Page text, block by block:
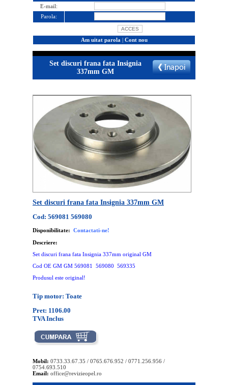
E-mail:
Parola:
Am uitat parola | Cont nou
Set discuri frana fata Insignia
337mm GM
Set discuri frana fata Insignia 337mm GM
Cod: 569081 569080
Disponibilitate: Contactati-ne!
Descriere:
Set discuri frana fata Insignia 337mm original GM
Cod OE GM GM 569081 569080 569335
Produsul este original!
Tip motor: Toate
Pret: 1106.00
TVA Inclus
Mobil: 0733.33.67.35 / 0765.676.952 / 0771.256.956 /
0754.693.510
Email: office@revizieopel.ro